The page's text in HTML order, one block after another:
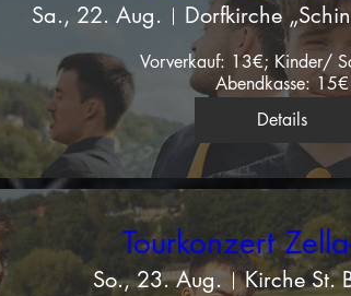
Sa., 22. Aug. Dorfkirche
Vorverkauf: 13€; Kinder/
Abendkasse: 15€
Details
Tourkonzert
So., 23. Aug. Kirche St.